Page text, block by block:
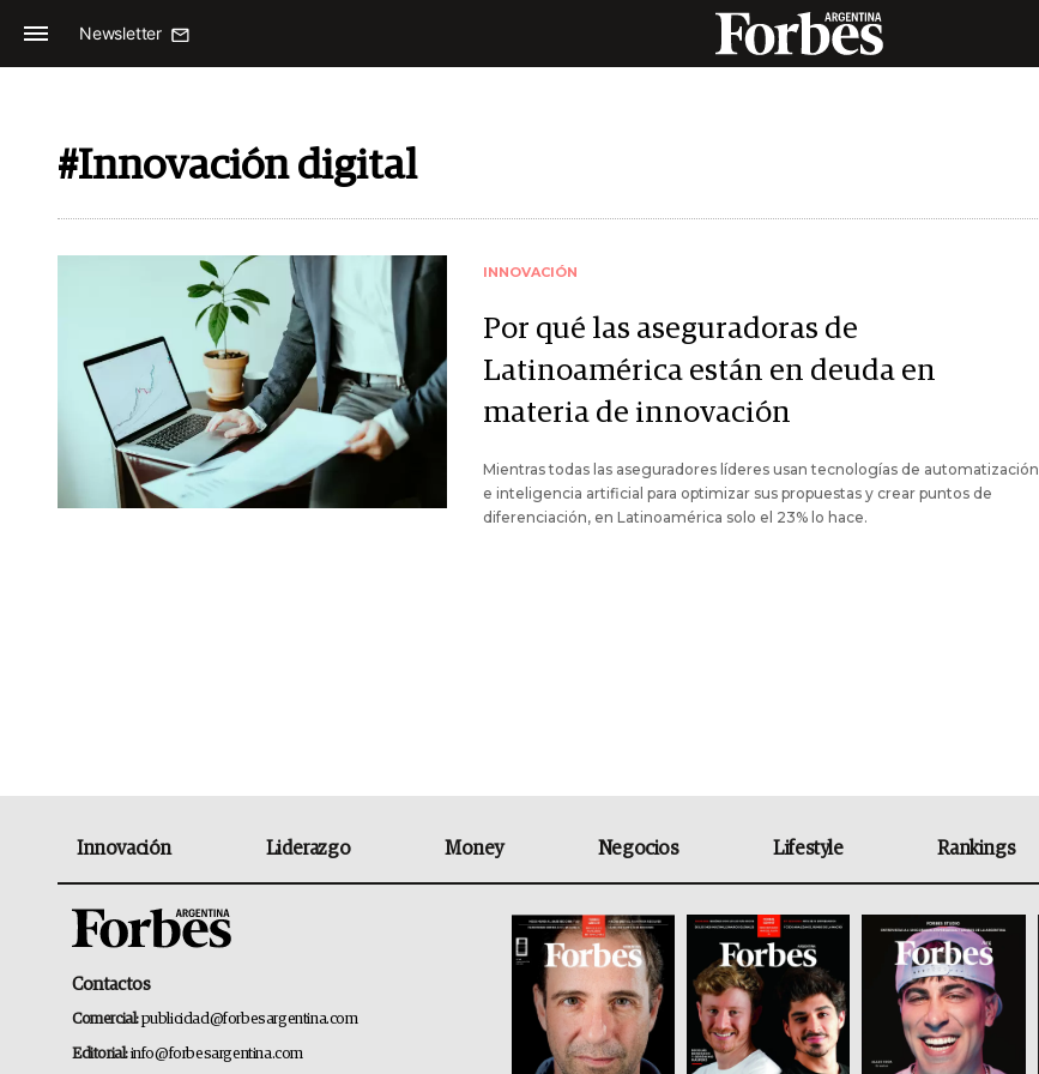
Newsletter
#Innovación digital
INNOVACIÓN
Por qué las aseguradoras de
Latinoamérica están en deuda en
materia de innovación
Mientras todas las aseguradores líderes usan tecnologías de automatización
e inteligencia artificial para optimizar sus propuestas y crear puntos de
diferenciación, en Latinoamérica solo el 23% lo hace.
Innovación Liderazgo Money Negocios Lifestyle Rankings
Contactos
Comercial:publicidad@forbesargentina.com
Editorial:info@forbesargentina.com